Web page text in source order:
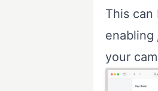
This can
enabling
your